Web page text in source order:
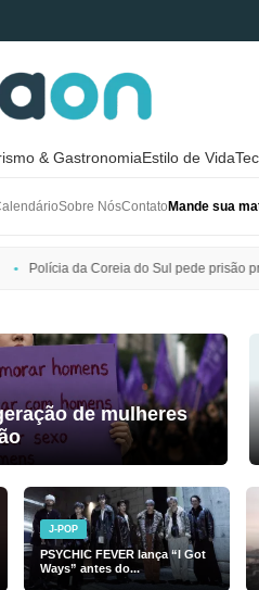
& GastronomiaEstilo de Vida
Sobre NósContato Mande sua
prisão preventiva de Bang Si-hyuk,
de mulheres
J-POP
PSYCHIC FEVER lança “I Got
Ways” antes do...